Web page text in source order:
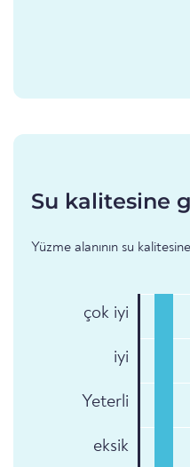
Su kalitesine
Yüzme alanının su
çok iyi
iyi
Yeterli
eksik